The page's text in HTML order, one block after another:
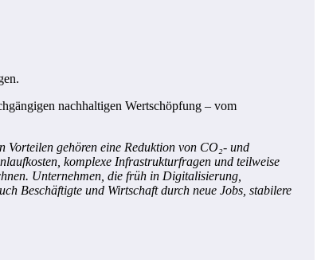
nachhaltigen Wertschöpfung – vom
gehören eine Reduktion von CO₂- und
komplexe Infrastrukturfragen und teilweise
Unternehmen, die früh in Digitalisierung,
Beschäftigte und Wirtschaft durch neue Jobs, stabilere